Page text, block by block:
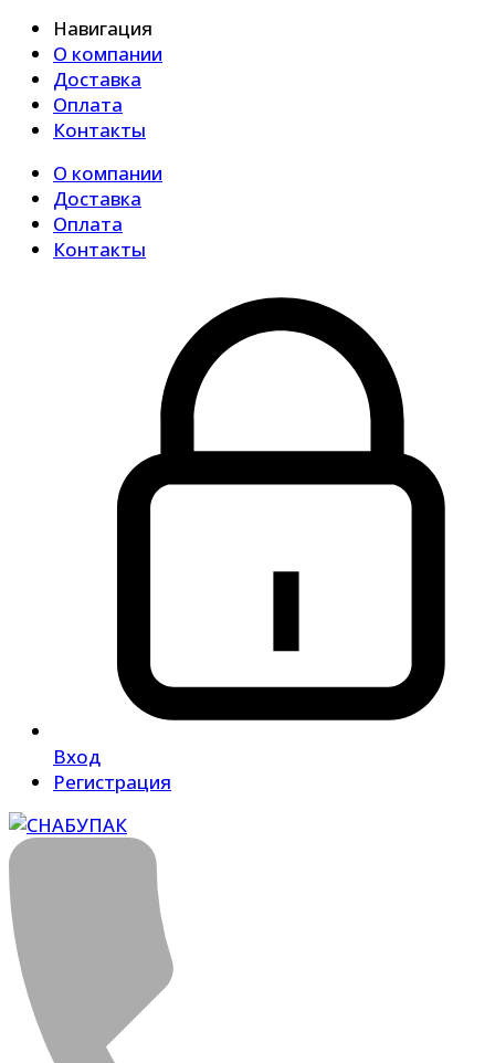
Навигация
О компании
Доставка
Оплата
Контакты
О компании
Доставка
Оплата
Контакты
Вход
Регистрация